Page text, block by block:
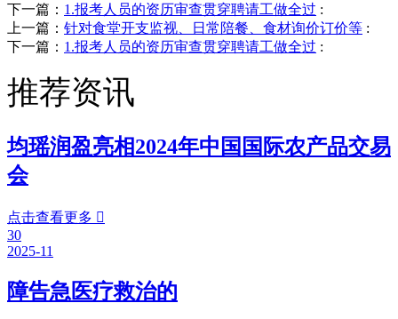
下一篇： 1.报考人员的资历审查贯穿聘请工做全过 :
上一篇： 针对食堂开支监视、日常陪餐、食材询价订价等 :
下一篇： 1.报考人员的资历审查贯穿聘请工做全过 :
推荐资讯
均瑶润盈亮相2024年中国国际农产品交易
会
点击查看更多 
30
2025-11
障告急医疗救治的